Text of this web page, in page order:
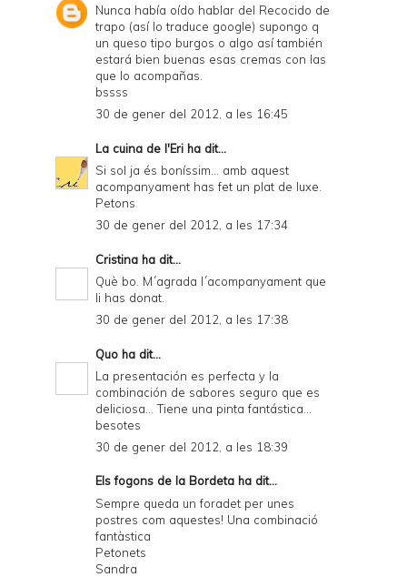
Nunca había oído hablar del Recocido de
trapo (así lo traduce google) supongo q
un queso tipo burgos o algo así también
estará bien buenas esas cremas con las
que lo acompañas.
bssss
30 de gener del 2012, a les 16:45
La cuina de l'Eri ha dit...
Si sol ja és boníssim... amb aquest
acompanyament has fet un plat de luxe.
Petons
30 de gener del 2012, a les 17:34
Cristina ha dit...
Què bo. M´agrada l´acompanyament que
li has donat.
30 de gener del 2012, a les 17:38
Quo ha dit...
La presentación es perfecta y la
combinación de sabores seguro que es
deliciosa... Tiene una pinta fantástica...
besotes
30 de gener del 2012, a les 18:39
Els fogons de la Bordeta ha dit...
Sempre queda un foradet per unes
postres com aquestes! Una combinació
fantàstica
Petonets
Sandra